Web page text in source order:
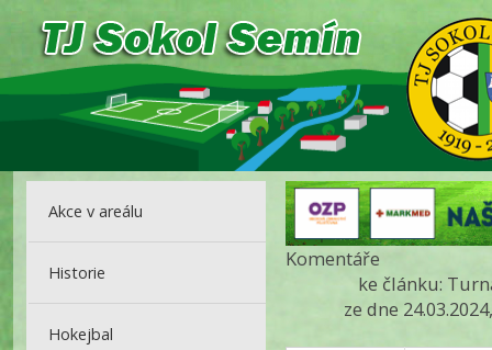
Akce v areálu
Historie
Hokejbal
Komentáře
ke článku:
ze dne